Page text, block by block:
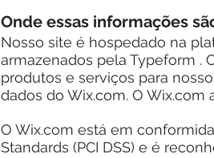
Onde essas informações
Nosso site é hospedado na
armazenados pela Typeform .
produtos e serviços para
dados do Wix.com. O
O Wix.com está em
Standards (PCI DSS) e é